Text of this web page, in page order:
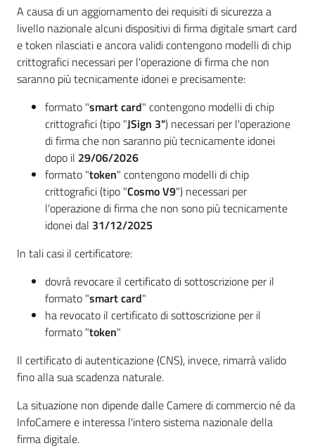
A causa di un aggiornamento dei requisiti di sicurezza a
livello nazionale alcuni dispositivi di firma digitale smart card
e token rilasciati e ancora validi contengono modelli di chip
crittografici necessari per l'operazione di firma che non
saranno più tecnicamente idonei e precisamente:
formato "smart card" contengono modelli di chip
crittografici (tipo "JSign 3") necessari per l'operazione
di firma che non saranno più tecnicamente idonei
dopo il 29/06/2026
formato "token" contengono modelli di chip
crittografici (tipo "Cosmo V9") necessari per
l'operazione di firma che non sono più tecnicamente
idonei dal 31/12/2025
In tali casi il certificatore:
dovrà revocare il certificato di sottoscrizione per il
formato "smart card"
ha revocato il certificato di sottoscrizione per il
formato "token"
Il certificato di autenticazione (CNS), invece, rimarrà valido
fino alla sua scadenza naturale.
La situazione non dipende dalle Camere di commercio né da
InfoCamere e interessa l'intero sistema nazionale della
firma digitale.